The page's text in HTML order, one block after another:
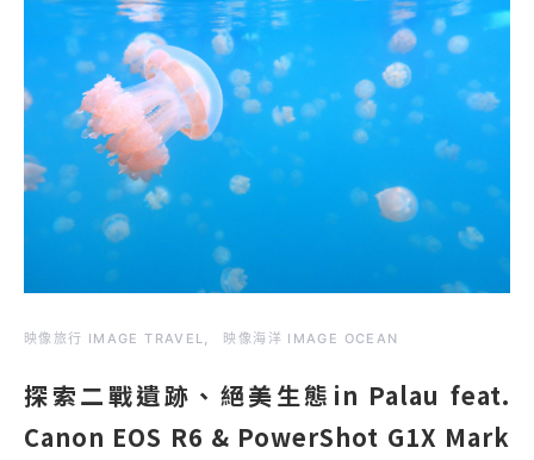
映像旅行 IMAGE TRAVEL 映像海洋 IMAGE OCEAN
探索二戰遺跡、絕美生態in Palau feat.
Canon EOS R6 & PowerShot G1X Mark